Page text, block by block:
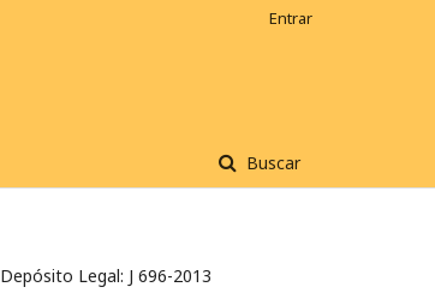
Buscar
Entrar
Depósito Legal: J 696-2013